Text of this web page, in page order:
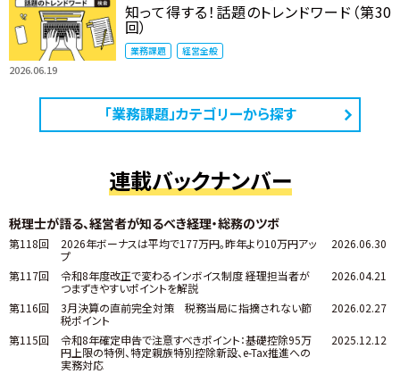
2026.06.19
知って得する！話題のトレンドワード（第30
回）
業務課題 経営全般
「業務課題」カテゴリーから探す
連載バックナンバー
税理士が語る、経営者が知るべき経理・総務のツボ
第118回
2026年ボーナスは平均で177万円。昨年より10万円アッ
プ
2026.06.30
第117回
令和8年度改正で変わるインボイス制度 ――経理担当者が
つまずきやすいポイントを解説
2026.04.21
第116回
3月決算の直前完全対策 税務当局に指摘されない節
税ポイント
2026.02.27
第115回
令和8年確定申告で注意すべきポイント：基礎控除95万
円上限の特例、特定親族特別控除新設、e-Tax推進への
実務対応
2025.12.12